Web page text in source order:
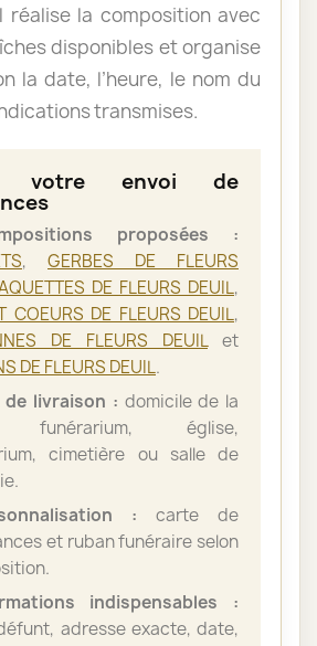
réalise la composition avec
disponibles et organise
la date, l’heure, le nom du
transmises.
votre envoi de
proposées :
, GERBES DE FLEURS
DE FLEURS DEUIL,
COEURS DE FLEURS DEUIL,
DE FLEURS DEUILet
DE FLEURS DEUIL.
de livraison : domicile de la
funérarium, église,
cimetière ou salle de
: carte de
et ruban funéraire selon
indispensables :
adresse exacte, date,